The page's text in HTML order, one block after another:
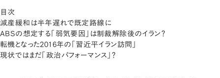
目次
減産緩和は半年遅れで既定路線に
ABSの想定する「弱気要因」は制裁解除後のイラン？
転機となった2016年の「習近平イラン訪問」
現状ではまだ「政治パフォーマンス」？